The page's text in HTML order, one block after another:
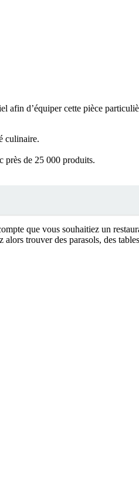
d’équiper cette pièce
culinaire.
près de 25 000 produits.
que vous souhaitiez un
trouver des parasols, des